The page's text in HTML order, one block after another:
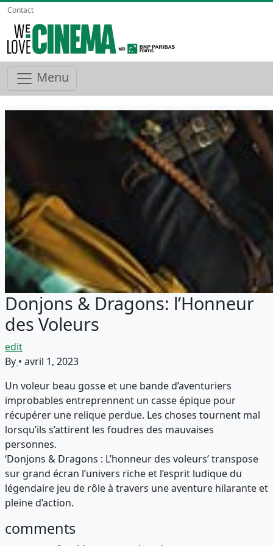
Contact
Menu
Donjons & Dragons: l’Honneur
des Voleurs
edit
By • avril 1, 2023
Un voleur beau gosse et une bande d’aventuriers
improbables entreprennent un casse épique pour
récupérer une relique perdue. Les choses tournent mal
lorsqu’ils s’attirent les foudres des mauvaises
personnes.
‘Donjons & Dragons : L’honneur des voleurs’ transpose
sur grand écran l’univers riche et l’esprit ludique du
légendaire jeu de rôle à travers une aventure hilarante et
pleine d’action.
comments